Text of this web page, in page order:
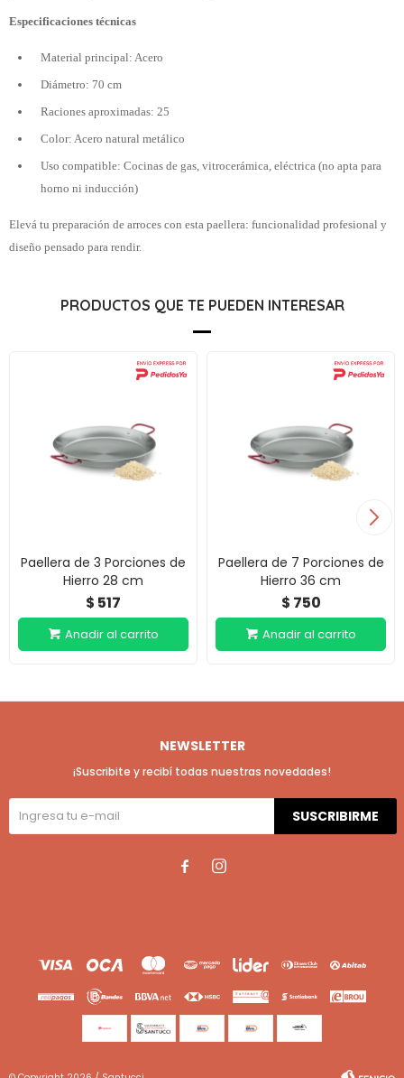
Especificaciones técnicas
Material principal: Acero
Diámetro: 70 cm
Raciones aproximadas: 25
Color: Acero natural metálico
Uso compatible: Cocinas de gas, vitrocerámica, eléctrica (no apta para
horno ni inducción)
Elevá tu preparación de arroces con esta paellera: funcionalidad profesional y
diseño pensado para rendir.
PRODUCTOS QUE TE PUEDEN INTERESAR
Paellera de 3 Porciones de
Hierro 28 cm
$ 517
Paellera de 7 Porciones de
Hierro 36 cm
$ 750
NEWSLETTER
¡Suscribite y recibí todas nuestras novedades!
SUSCRIBIRME
 